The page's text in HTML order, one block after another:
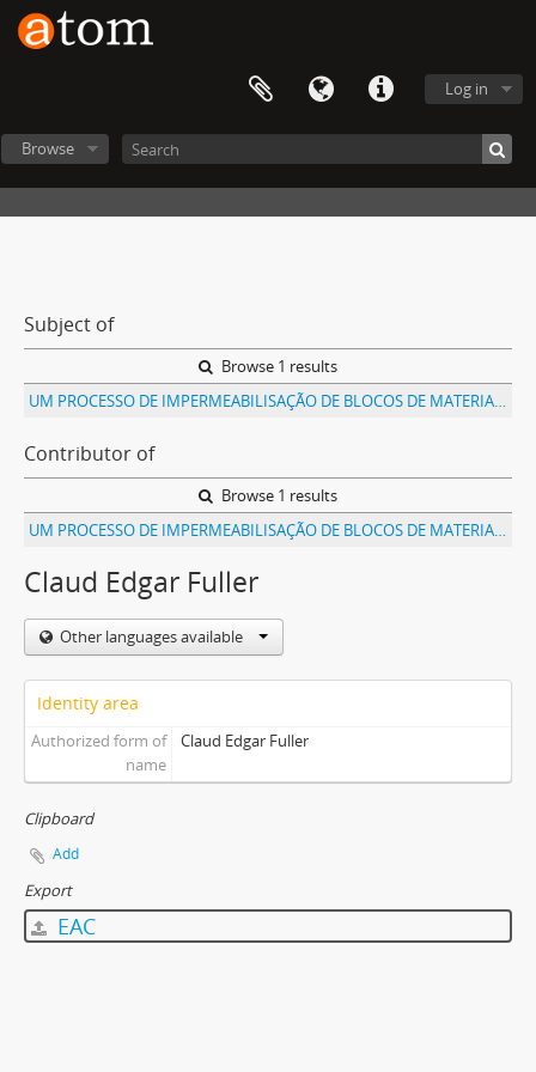
Log in
Browse
Subject of
Browse 1 results
UM PROCESSO DE IMPERMEABILISAÇÃO DE BLOCOS DE MATERIAES POROSOS
Contributor of
Browse 1 results
UM PROCESSO DE IMPERMEABILISAÇÃO DE BLOCOS DE MATERIAES POROSOS
Claud Edgar Fuller
Other languages available
Identity area
Authorized form of
name
Claud Edgar Fuller
Clipboard
Add
Export
EAC